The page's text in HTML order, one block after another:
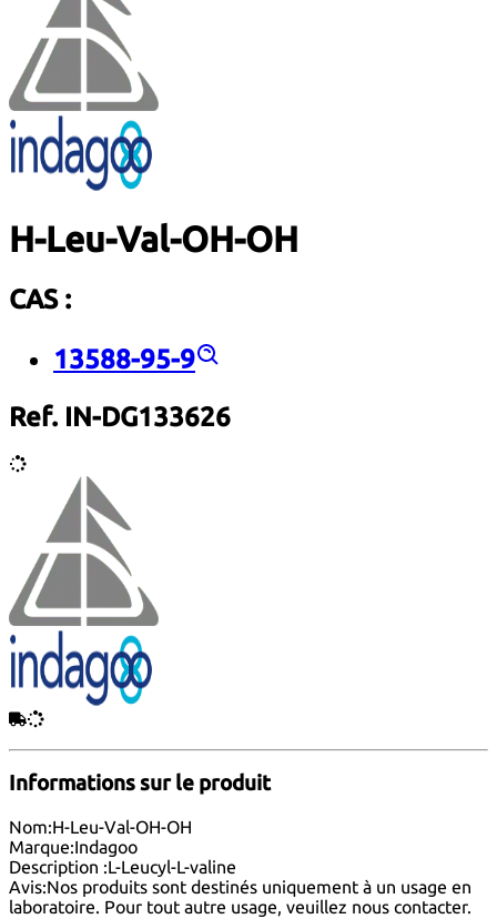
H-Leu-Val-OH-OH
CAS :
13588-95-9
Ref. IN-DG133626
Informations sur le produit
Nom:H-Leu-Val-OH-OH
Marque:Indagoo
Description :L-Leucyl-L-valine
Avis:Nos produits sont destinés uniquement à un usage en
laboratoire. Pour tout autre usage, veuillez nous contacter.